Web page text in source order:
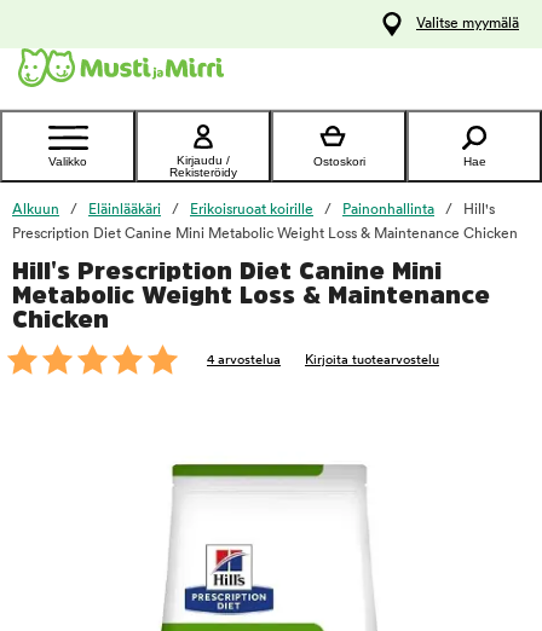
Ota yhteyttä
asiakaspalveluun
Valitse myymälä
Valikko
Kirjaudu /
Rekisteröidy
Ostoskori Hae
Alkuun Eläinlääkäri Erikoisruoat koirille Painonhallinta
Hill's
Prescription Diet Canine Mini Metabolic Weight Loss & Maintenance Chicken
Hill's Prescription Diet Canine Mini
Metabolic Weight Loss & Maintenance
Chicken
4 arvostelua Kirjoita tuotearvostelu
foo